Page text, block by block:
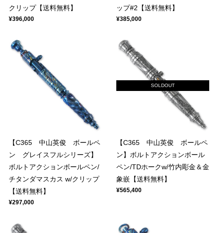
クリップ【送料無料】
¥396,000
ップ#2【送料無料】
¥385,000
【C365 中山英俊 ボールペ
ン グレイスフルシリーズ】
ボルトアクションボールペン/
チタンダマスカス w/クリップ
【送料無料】
¥297,000
SOLDOUT
【C365 中山英俊 ボールペ
ン】ボルトアクションボール
ペン/TDホークw/竹内彫金＆金
象嵌【送料無料】
¥565,400